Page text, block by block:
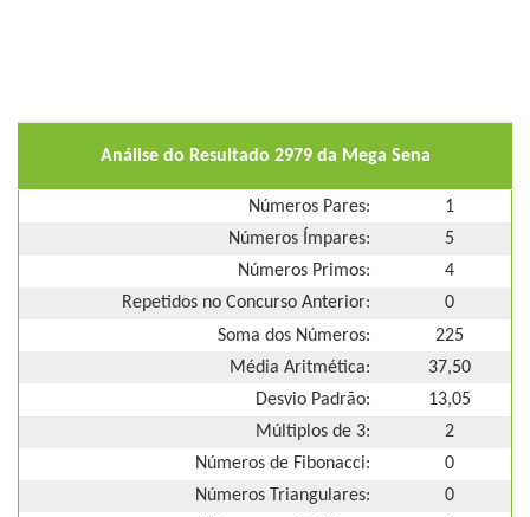
Análise do Resultado 2979 da Mega Sena
Números Pares:
1
Números Ímpares:
5
Números Primos:
4
Repetidos no Concurso Anterior:
0
Soma dos Números:
225
Média Aritmética:
37,50
Desvio Padrão:
13,05
Múltiplos de 3:
2
Números de Fibonacci:
0
Números Triangulares:
0